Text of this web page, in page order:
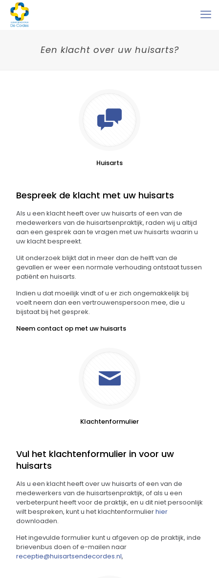
Een klacht over uw huisarts?
Huisarts
Bespreek de klacht met uw huisarts
Als u een klacht heeft over uw huisarts of een van de
medewerkers van de huisartsenpraktijk, raden wij u altijd
aan een gesprek aan te vragen met uw huisarts waarin u
uw klacht bespreekt.
Uit onderzoek blijkt dat in meer dan de helft van de
gevallen er weer een normale verhouding ontstaat tussen
patiënt en huisarts.
Indien u dat moeilijk vindt of u er zich ongemakkelijk bij
voelt neem dan een vertrouwenspersoon mee, die u
bijstaat bij het gesprek.
Neem contact op met uw huisarts
Klachtenformulier
Vul het klachtenformulier in voor uw
huisarts
Als u een klacht heeft over uw huisarts of een van de
medewerkers van de huisartsenpraktijk, of als u een
verbeterpunt heeft voor de praktijk, en u dit niet persoonlijk
wilt bespreken, kunt u het klachtenformulierhier
downloaden.
Het ingevulde formulier kunt u afgeven op de praktijk, inde
brievenbus doen of e-mailen naar
receptie@huisartsendecordes.nl,